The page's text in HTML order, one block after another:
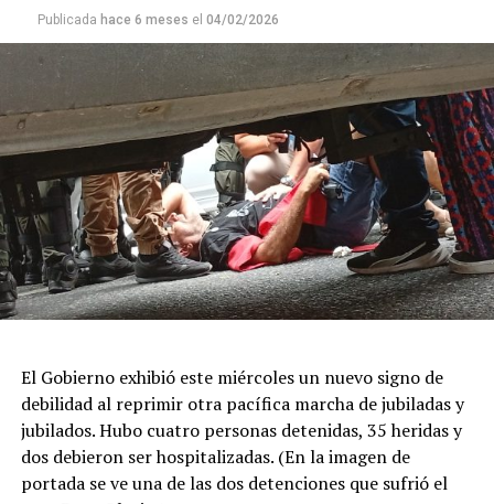
Publicada hace 6 meses el 04/02/2026
El Gobierno exhibió este miércoles un nuevo signo de
debilidad al reprimir otra pacífica marcha de jubiladas y
jubilados. Hubo cuatro personas detenidas, 35 heridas y
dos debieron ser hospitalizadas. (En la imagen de
portada se ve una de las dos detenciones que sufrió el